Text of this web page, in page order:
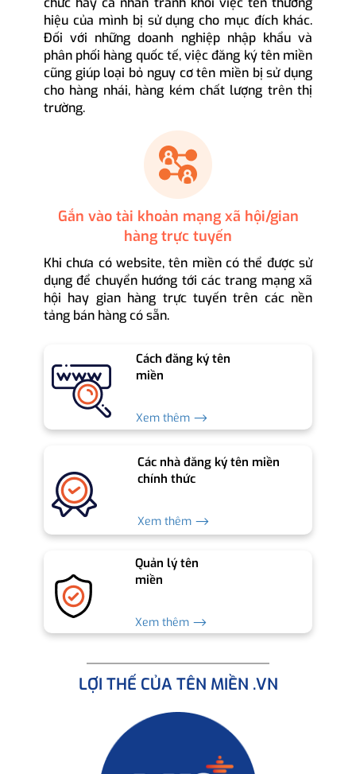
hiệu của mình bị sử dụng cho mục đích khác.
Đối với những doanh nghiệp nhập khẩu và
phân phối hàng quốc tế, việc đăng ký tên miền
cũng giúp loại bỏ nguy cơ tên miền bị sử dụng
cho hàng nhái, hàng kém chất lượng trên thị
trường.
Gắn vào tài khoản mạng xã hội/gian
hàng trực tuyến
Khi chưa có website, tên miền có thể được sử
dụng để chuyển hướng tới các trang mạng xã
hội hay gian hàng trực tuyến trên các nền
tảng bán hàng có sẵn.
Cách đăng ký tên
miền
Xem thêm ⟶
Các nhà đăng ký tên miền
chính thức
Xem thêm ⟶
Quản lý tên
miền
Xem thêm ⟶
LỢI THẾ CỦA TÊN MIỀN .VN